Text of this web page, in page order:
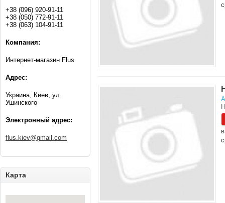
+38 (096) 920-91-11
+38 (050) 772-91-11
+38 (063) 104-91-11
Компания:
Интернет-магазин Flus
Адрес:
Украина, Киев, ул.
Ушинского
Электронный адрес:
flus.kiev@gmail.com
Карта